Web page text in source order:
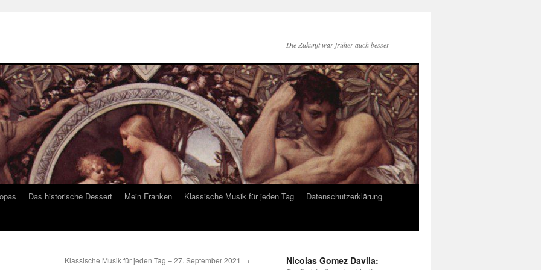
Die Zukunft war früher auch besser
Das historische Dessert Mein Franken Klassische Musik für jeden Tag
Datenschutzerklärung
Klassische Musik für jeden Tag – 27. September 2021 → Nicolas Gomez Davila: